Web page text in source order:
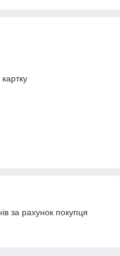
за рахунок покупця